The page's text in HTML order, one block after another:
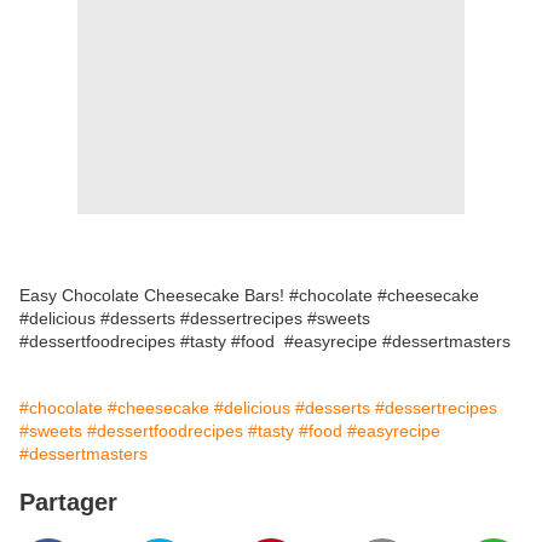
Easy Chocolate Cheesecake Bars! #chocolate #cheesecake
#delicious #desserts #dessertrecipes #sweets
#dessertfoodrecipes #tasty #food #easyrecipe #dessertmasters
#chocolate #cheesecake #delicious #desserts #dessertrecipes
#sweets #dessertfoodrecipes #tasty #food #easyrecipe
#dessertmasters
Partager